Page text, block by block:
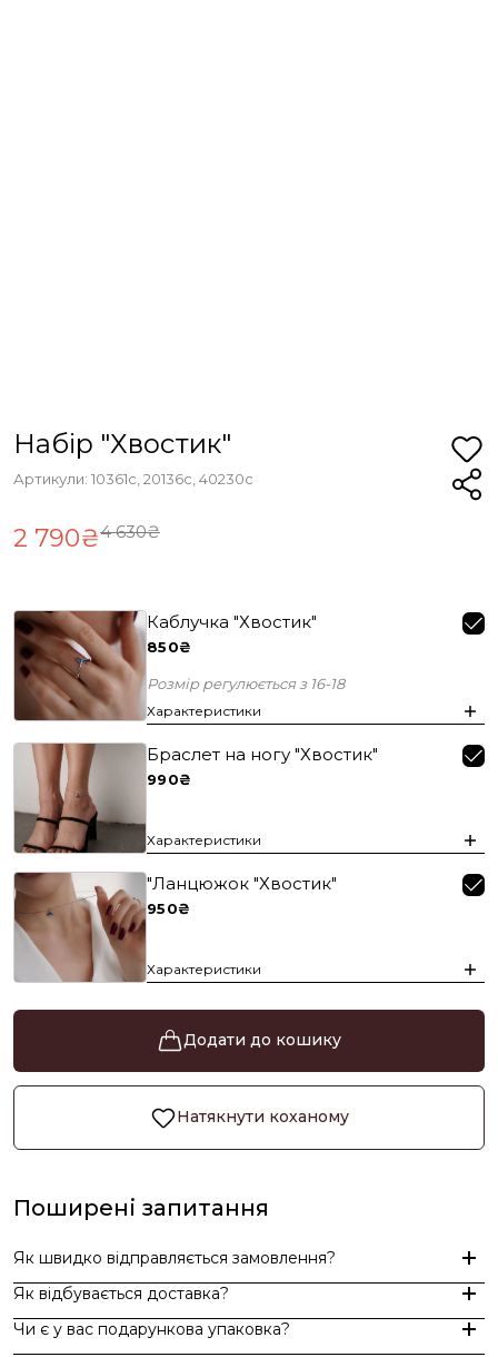
Набір "Хвостик"
Артикули: 10361с, 20136с, 40230с
2 790₴4 630₴
Каблучка "Хвостик"
850₴
Розмір регулюється з 16-18
Характеристики
Браслет на ногу "Хвостик"
990₴
Характеристики
"Ланцюжок "Хвостик"
950₴
Характеристики
Додати до кошику
Натякнути коханому
Поширені запитання
Як швидко відправляється замовлення?
Замовлення, оформлені до 15:00, відправляються в той же
Індивідуальні замовлення (гравіювання, вироби з перлин
Як відбувається доставка?
Чи є у вас подарункова упаковка?